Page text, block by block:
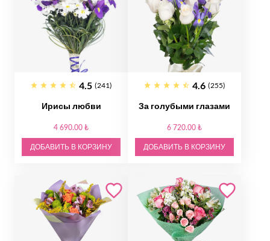
4.5 (241)
Ирисы любви
4 690.00 ₺
ДОБАВИТЬ В КОРЗИНУ
4.6 (255)
За голубыми глазами
6 720.00 ₺
ДОБАВИТЬ В КОРЗИНУ